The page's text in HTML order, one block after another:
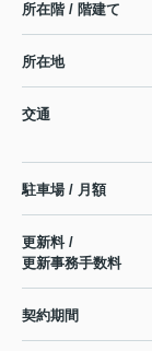
所在階 / 階建て
所在地
交通
駐車場 / 月額
更新料 /
更新事務手数料
契約期間